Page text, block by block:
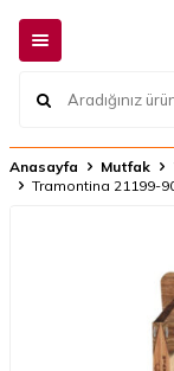
Anasayfa Mutfak
Tramontina 21199-